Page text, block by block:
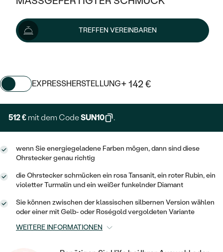
KLASSISCH
MEMOIRE
V-FORM
VINTAGE
AUSSERGEWÖHNLICHE
GEHÄMMERTE
VON HAND GRAVIERTE
MIT FÜLLUNG
MIT MEHREREN DIAMANTEN
HALO
VINTAGE
IM SET
AUSSERGEWÖHNLICH
WÄHLE EINEN RING
DIAMANTEN ZUM EINFASSEN
AUSVERKAUF
WENN SCHMUCK HILFT
NACH TYP
RINGE
ANHÄNGER / KETTEN
HERRENSCHMUCK
PLATIN
OHRSTECKER
MINIMALISTISCHE
OHRHÄNGER
SOLITÄR
HERZ
KINDER
GOLD
SILBER
SOLITÄR
ZUR GEBURT EINES KINDES
MINIMALISTISCH
AUSVERKAUF
GOLD
PLATIN
NACH STYL
MEMOIRE
MINIMALISTISCHE
STATEMENT
SIEGELRINGE
TREFFEN VEREINBAREN
569 €
EXPRESSHERSTELLUNG+ 142 €
512 € mit dem CodeSUN10 .
wenn Sie energiegeladene Farben mögen, dann sind diese
Ohrstecker genau richtig
die Ohrstecker schmücken ein rosa Tansanit, ein roter Rubin, ein
violetter Turmalin und ein weißer funkelnder Diamant
Sie können zwischen der klassischen silbernen Version wählen
oder einer mit Gelb- oder Roségold vergoldeten Variante
WEITERE INFORMATIONEN